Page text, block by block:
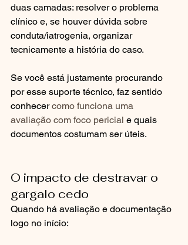
duas camadas: resolver o problema
clínico e, se houver dúvida sobre
conduta/iatrogenia, organizar
tecnicamente a história do caso.
Se você está justamente procurando
por esse suporte técnico, faz sentido
conhecer como funciona uma
avaliação com foco pericial e quais
documentos costumam ser úteis.
O impacto de destravar o
gargalo cedo
Quando há avaliação e documentação
logo no início: